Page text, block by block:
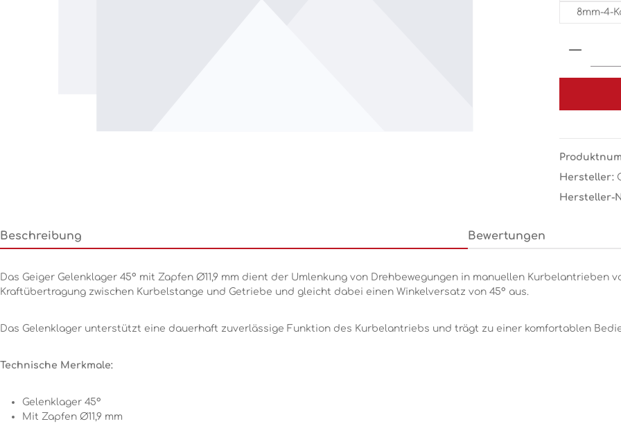
8mm-4-
Hersteller:
Hersteller-
Beschreibung Bewertungen
Das Geiger Gelenklager 45° mit Zapfen Ø11,9 mm dient der Umlenkung von Drehbewegungen in manuellen Kurbelantrieben
Kraftübertragung zwischen Kurbelstange und Getriebe und gleicht dabei einen Winkelversatz von 45° aus.
Das Gelenklager unterstützt eine dauerhaft zuverlässige Funktion des Kurbelantriebs und trägt zu einer komfortablen
Technische Merkmale:
Gelenklager 45°
Mit Zapfen Ø11,9 mm